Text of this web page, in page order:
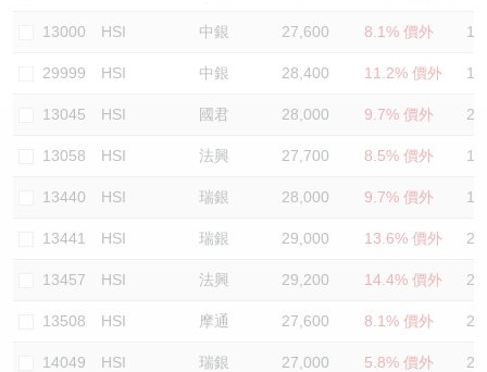
13000 HSI 中銀 27,600 8.1% 價外
29999 HSI 中銀 28,400 11.2% 價外
13045 HSI 國君 28,000 9.7% 價外
13058 HSI 法興 27,700 8.5% 價外
13440 HSI 瑞銀 28,000 9.7% 價外
13441 HSI 瑞銀 29,000 13.6% 價外
13457 HSI 法興 29,200 14.4% 價外
13508 HSI 摩通 27,600 8.1% 價外
14049 HSI 瑞銀 27,000 5.8% 價外
認股證/牛熊證日誌
認股證文件及公告
牛熊證到期結算價查詢
牛熊證分析儀
牛熊證文件及公告
牛熊證文件及公告 (瑞信)
中資ETFs溢價比較
AH 股價對照
ADR
收市競價變化